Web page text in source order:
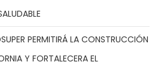
PERMITIRÁ LA CONSTRUCCIÓN
Y FORTALECERA EL